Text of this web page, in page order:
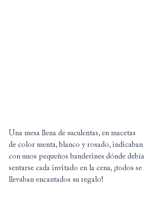
Una mesa llena de suculentas, en macetas
de color menta, blanco y rosado, indicaban
con unos pequeños banderines dónde debía
sentarse cada invitado en la cena, ¡todos se
llevaban encantados su regalo!